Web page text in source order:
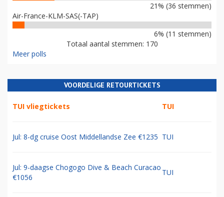
21% (36 stemmen)
Air-France-KLM-SAS(-TAP)
6% (11 stemmen)
Totaal aantal stemmen: 170
Meer polls
VOORDELIGE RETOURTICKETS
TUI vliegtickets TUI
Jul: 8-dg cruise Oost Middellandse Zee €1235 TUI
Jul: 9-daagse Chogogo Dive & Beach Curacao
€1056
TUI